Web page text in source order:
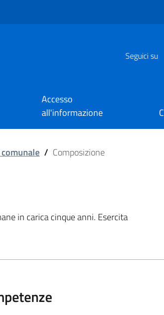
Seguici su
Accesso
all'informazione
/ Composizione
in carica cinque anni. Esercita